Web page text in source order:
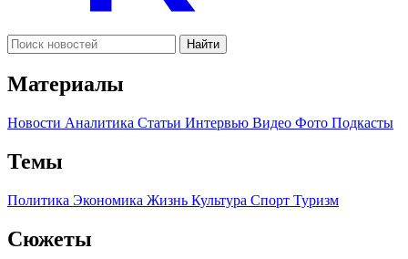
Найти
Материалы
Новости Аналитика Статьи Интервью Видео Фото Подкасты
Темы
Политика Экономика Жизнь Культура Спорт Туризм
Сюжеты